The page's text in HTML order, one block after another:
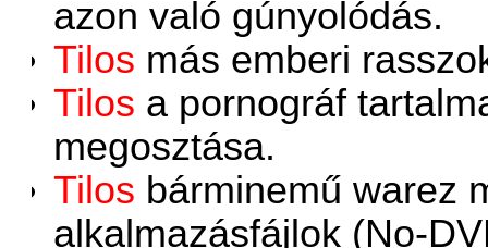
azon való gúnyolódás.
Tilos más emberi
Tilos a pornográf
megosztása.
Tilos bárminemű warez
alkalmazásfájlok (No-